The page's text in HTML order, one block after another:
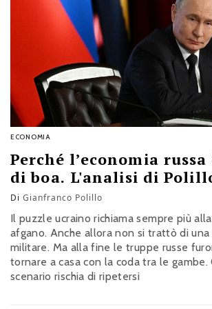
ECONOMIA
Perché l’economia
di boa. L'analisi di
Di Gianfranco Polillo
Il puzzle ucraino richiama sempre più
afgano. Anche allora non si trattò di
militare. Ma alla fine le truppe russe
tornare a casa con la coda tra le gambe.
scenario rischia di ripetersi